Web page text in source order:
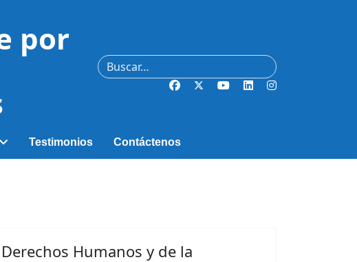
por
Buscar
Testimonios Contáctenos
Humanos y de la